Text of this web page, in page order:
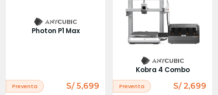
Photon P1 Max
Preventa S/ 5,699
Kobra 4 Combo
Preventa S/ 2,699